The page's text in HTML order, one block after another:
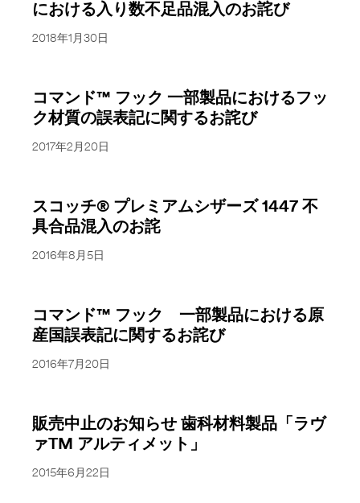
における入り数不足品混入のお詫び
2018年1月30日
コマンド™ フック 一部製品におけるフッ
ク材質の誤表記に関するお詫び
2017年2月20日
スコッチ® プレミアムシザーズ 1447 不
具合品混入のお詫
2016年8月5日
コマンド™ フック 一部製品における原
産国誤表記に関するお詫び
2016年7月20日
販売中止のお知らせ 歯科材料製品「ラヴ
ァTM アルティメット」
2015年6月22日